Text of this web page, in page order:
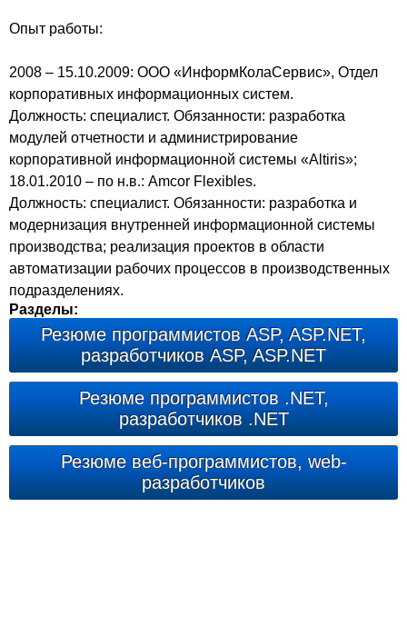
Опыт работы:
2008 – 15.10.2009: ООО «ИнформКолаСервис», Отдел
корпоративных информационных систем.
Должность: специалист. Обязанности: разработка
модулей отчетности и администрирование
корпоративной информационной системы «Altiris»;
18.01.2010 – по н.в.: Amcor Flexibles.
Должность: специалист. Обязанности: разработка и
модернизация внутренней информационной системы
производства; реализация проектов в области
автоматизации рабочих процессов в производственных
подразделениях.
Разделы:
Резюме программистов ASP, ASP.NET,
разработчиков ASP, ASP.NET
Резюме программистов .NET,
разработчиков .NET
Резюме веб-программистов, web-
разработчиков